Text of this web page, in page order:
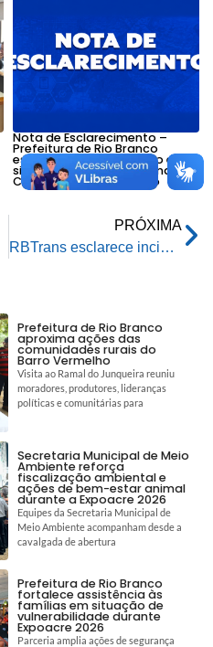
Nota de Esclarecimento –
Prefeitura de Rio Branco
esclarece a contratação e a
situação atual do sistema
Compra Mais Rio Branco
PRÓXIMA
RBTrans esclarece incidente com ônibus no Terminal Urbano: “Não houve incêndio”
Prefeitura de Rio Branco
aproxima ações das
comunidades rurais do
Barro Vermelho
Visita ao Ramal do Junqueira reuniu
moradores, produtores, lideranças
políticas e comunitárias para
Secretaria Municipal de Meio
Ambiente reforça
fiscalização ambiental e
ações de bem-estar animal
durante a Expoacre 2026
Equipes da Secretaria Municipal de
Meio Ambiente acompanham desde a
cavalgada de abertura
Prefeitura de Rio Branco
fortalece assistência às
famílias em situação de
vulnerabilidade durante
Expoacre 2026
Parceria amplia ações de segurança